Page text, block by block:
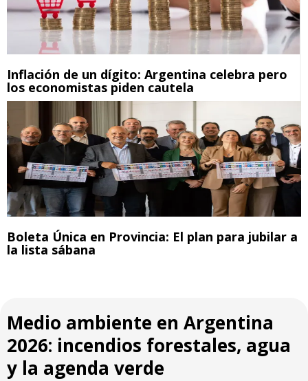
Inflación de un dígito: Argentina celebra pero
los economistas piden cautela
Boleta Única en Provincia: El plan para jubilar a
la lista sábana
Medio ambiente en Argentina
2026: incendios forestales, agua
y la agenda verde